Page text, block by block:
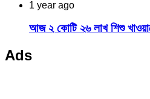
1 year ago
আজ ২ কোটি ২৬ লাখ শিশু
Ads